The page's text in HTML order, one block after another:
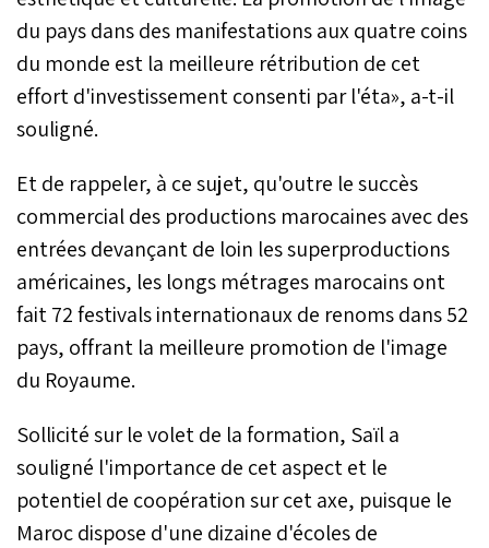
du pays dans des manifestations aux quatre coins
du monde est la meilleure rétribution de cet
effort d'investissement consenti par l'éta», a-t-il
souligné.
Et de rappeler, à ce sujet, qu'outre le succès
commercial des productions marocaines avec des
entrées devançant de loin les superproductions
américaines, les longs métrages marocains ont
fait 72 festivals internationaux de renoms dans 52
pays, offrant la meilleure promotion de l'image
du Royaume.
Sollicité sur le volet de la formation, Saïl a
souligné l'importance de cet aspect et le
potentiel de coopération sur cet axe, puisque le
Maroc dispose d'une dizaine d'écoles de